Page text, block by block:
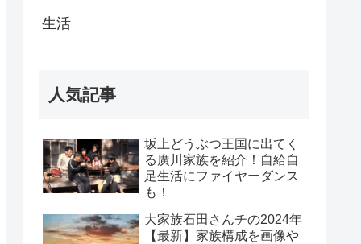
生活
人気記事
坂上どうぶつ王国に出てく
る廣川家族を紹介！自給自
足生活にファイヤーダンス
も！
大家族石田さんチの2024年
【最新】家族構成を画像や